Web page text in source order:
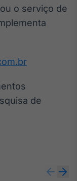
o serviço de
de